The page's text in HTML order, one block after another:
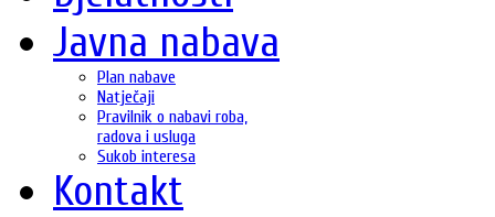
Javna nabava
Plan nabave
Natječaji
Pravilnik o nabavi roba,
radova i usluga
Sukob interesa
Kontakt